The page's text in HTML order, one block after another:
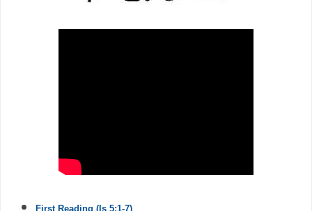
First Reading (Is 5:1-7)